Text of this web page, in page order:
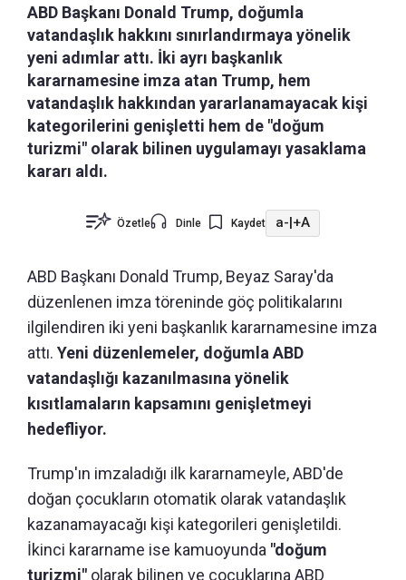
ABD Başkanı Donald Trump, doğumla
vatandaşlık hakkını sınırlandırmaya yönelik
yeni adımlar attı. İki ayrı başkanlık
kararnamesine imza atan Trump, hem
vatandaşlık hakkından yararlanamayacak kişi
kategorilerini genişletti hem de "doğum
turizmi" olarak bilinen uygulamayı yasaklama
kararı aldı.
Özetle Dinle Kaydet a-|+A
ABD Başkanı Donald Trump, Beyaz Saray'da
düzenlenen imza töreninde göç politikalarını
ilgilendiren iki yeni başkanlık kararnamesine imza
attı. Yeni düzenlemeler, doğumla ABD
vatandaşlığı kazanılmasına yönelik
kısıtlamaların kapsamını genişletmeyi
hedefliyor.
Trump'ın imzaladığı ilk kararnameyle, ABD'de
doğan çocukların otomatik olarak vatandaşlık
kazanamayacağı kişi kategorileri genişletildi.
İkinci kararname ise kamuoyunda "doğum
turizmi" olarak bilinen ve çocuklarına ABD